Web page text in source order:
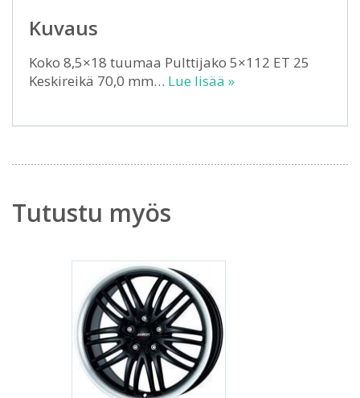
Kuvaus
Koko 8,5×18 tuumaa Pulttijako 5×112 ET 25
Keskireikä 70,0 mm… Lue lisää »
Tutustu myös